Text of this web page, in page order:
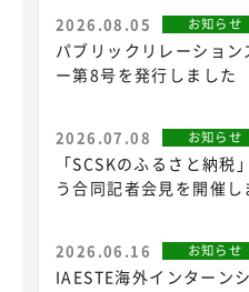
2026.08.05 お知らせ
パブリックリレーショ
ー第8号を発行しました
2026.07.08 お知らせ
「SCSKのふるさと納
う合同記者会見を開催し
2026.06.16 お知らせ
IAESTE海外インターン